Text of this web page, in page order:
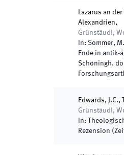
Lazarus an
Alexandrien,
Grünstäudl,
In: Sommer,
Ende in antik-
Schöningh.
Edwards,
Grünstäudl,
In:
Rezension